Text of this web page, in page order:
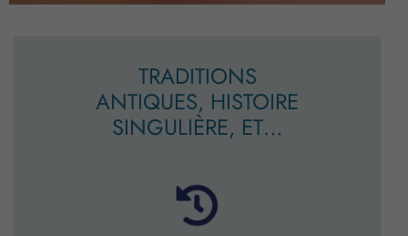
TRADITIONS
ANTIQUES, HISTOIRE
SINGULIÈRE, ET…